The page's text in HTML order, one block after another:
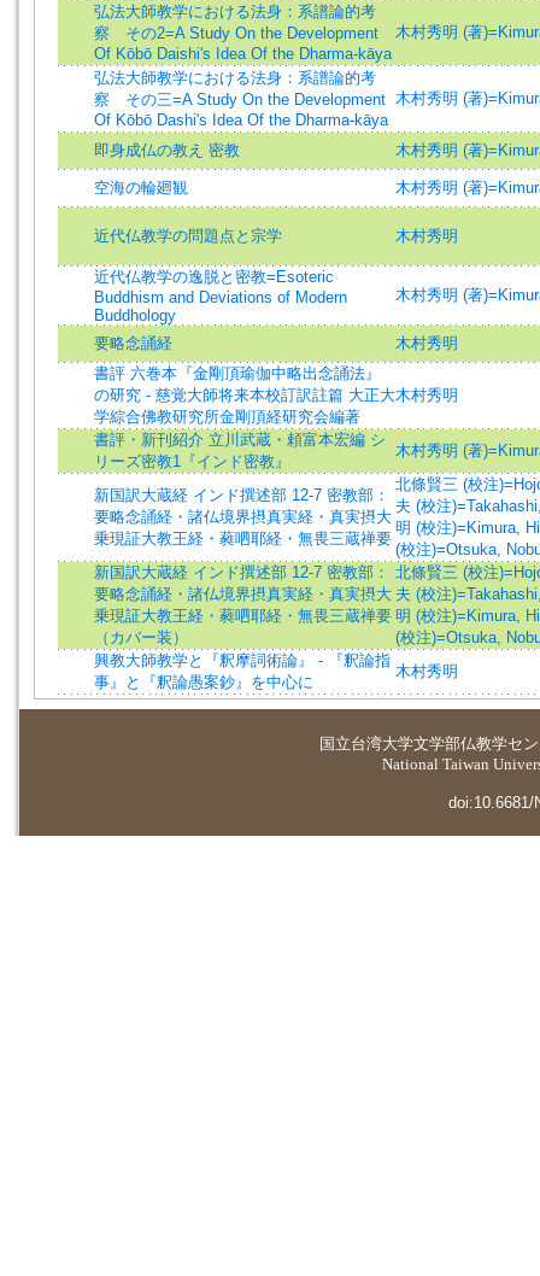
弘法大師教学における法身：系譜論的考
察 その2=A Study On the Development
Of Kōbō Daishi's Idea Of the Dharma-kāya
木村秀明 (著
弘法大師教学における法身：系譜論的考
察 その三=A Study On the Development
Of Kōbō Dashi's Idea Of the Dharma-kāya
木村秀明 (著
即身成仏の教え 密教 木村秀明 (著
空海の輪廻観 木村秀明 (著
近代仏教学の問題点と宗学 木村秀明
近代仏教学の逸脱と密教=Esoteric
Buddhism and Deviations of Modern
Buddhology
木村秀明 (著
要略念誦経
木村秀明
書評 六巻本『金剛頂瑜伽中略出念誦法』
の研究 - 慈覚大師将来本校訂訳註篇 大正大
学綜合佛教研究所金剛頂経研究会編著
木村秀明
書評・新刊紹介 立川武蔵・頼富本宏編 シ
リーズ密教1『インド密教』
木村秀明 (著
新国訳大蔵経 インド撰述部 12-7 密教部：
要略念誦経・諸仏境界摂真実経・真実摂大
乗現証大教王経・蕤呬耶経・無畏三蔵禅要
北條賢三 (校注
夫 (校注
明 (校注)=Kimura,
(校注)=Otsuka,
新国訳大蔵経 インド撰述部 12-7 密教部：
要略念誦経・諸仏境界摂真実経・真実摂大
乗現証大教王経・蕤呬耶経・無畏三蔵禅要
（カバー装）
北條賢三 (校注
夫 (校注
明 (校注)=Kimura,
(校注)=Otsuka,
興教大師教学と『釈摩詞術論』 - 『釈論指
事』と『釈論愚案鈔』を中心に
木村秀明
国立台湾大学文学部仏教学セ
National Taiwan
doi:10.6681/